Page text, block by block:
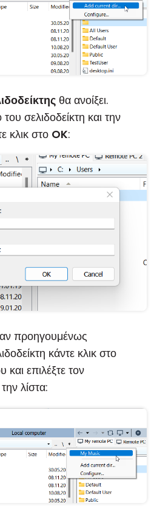
θα ανοίξει.
του σελιδοδείκτη και την
κλικ στο OK:
προηγουμένως
κάντε κλικ στο
και επιλέξτε τον
λίστα: